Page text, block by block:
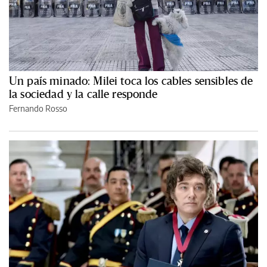
Un país minado: Milei toca los cables sensibles de
la sociedad y la calle responde
Fernando Rosso